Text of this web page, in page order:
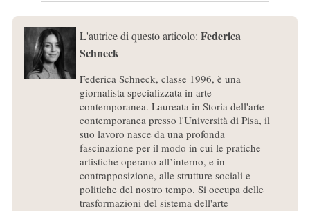
L'autrice di questo articolo: Federica
Schneck
Federica Schneck, classe 1996, è una
giornalista specializzata in arte
contemporanea. Laureata in Storia dell'arte
contemporanea presso l'Università di Pisa, il
suo lavoro nasce da una profonda
fascinazione per il modo in cui le pratiche
artistiche operano all’interno, e in
contrapposizione, alle strutture sociali e
politiche del nostro tempo. Si occupa delle
trasformazioni del sistema dell'arte